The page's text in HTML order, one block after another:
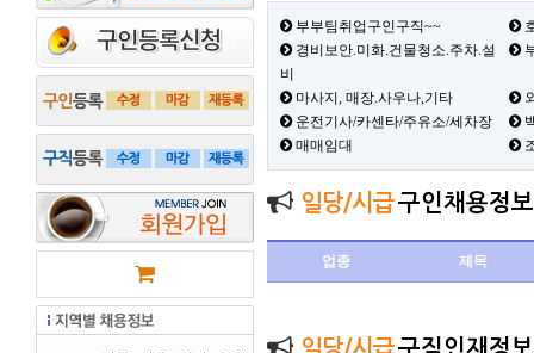
부부팀취업구인구직~~
경비보안.미화.건물청소.주차.설
비
마사지, 매장.사우나,기타
운전기사/카센타/주유소/세차장
매매임대
일당/시급구인채용정보
업종 제목
일당/시급구직인재정보